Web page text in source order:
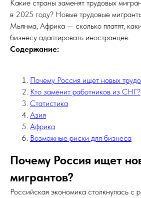
Какие страны заменят трудовых
в 2025 году? Новые трудовые
Мьянма, Африка — сколько платят,
бизнесу адаптировать иностранцев.
Содержание:
Почему Россия ищет новых
Кто заменит работников из СНГ?
Статистика
Азия
Африка
Возможные риски для бизнеса
Почему Россия ищет
мигрантов?
Российская экономика столкнулась с